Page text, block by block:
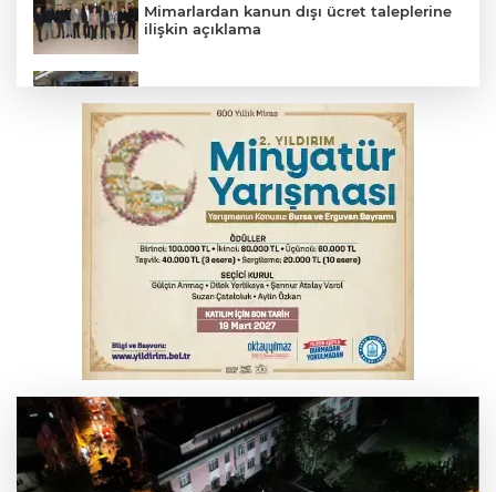
Mimarlardan kanun dışı ücret taleplerine
ilişkin açıklama
Başkan Aydın: Tüm imkanları sunuyoruz
Başkan Dalgıç: Denizler halkındır
Bursa’da bugün hava nasıl olacak?
Bursa'da kontrolden çıkan araç orta
refüje çıktı